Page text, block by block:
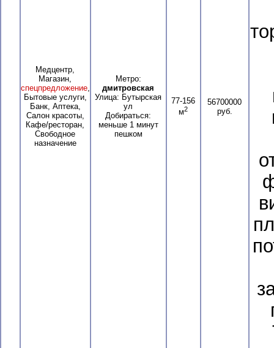
Медцентр,
Магазин,
спецпредложение,
Бытовые услуги,
Банк, Аптека,
Салон красоты,
Кафе/ресторан,
Свободное
назначение
Метро:
дмитровская
Улица: Бутырская
ул
Добираться:
меньше 1 минут
пешком
77-156
м2
56700000
руб.